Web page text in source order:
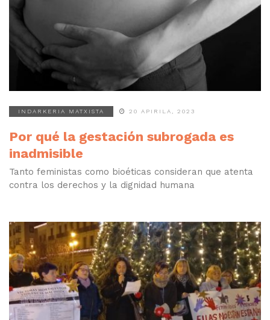
INDARKERIA MATXISTA 20 APIRILA, 2023
Por qué la gestación subrogada es
inadmisible
Tanto feministas como bioéticas consideran que atenta
contra los derechos y la dignidad humana